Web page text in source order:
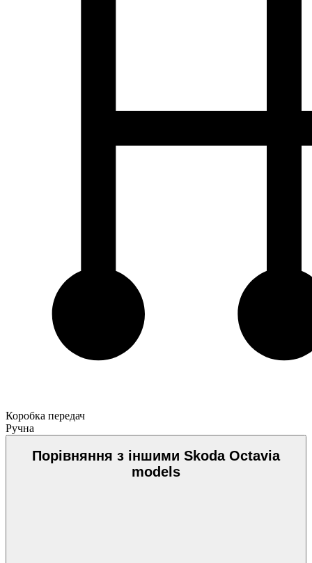
Коробка передач
Ручна
Порівняння з іншими Skoda Octavia
models